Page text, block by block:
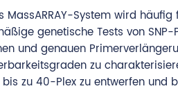
MassARRAY-System wird
genetische Tests von SNP-
und genauen
zu
zu 40-Plex zu entwerfen und